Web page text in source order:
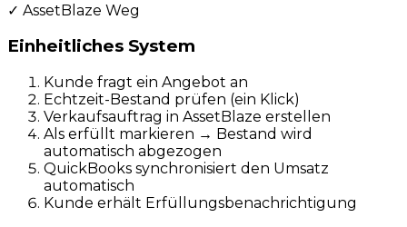
✓ AssetBlaze Weg
Einheitliches System
Kunde fragt ein Angebot an
Echtzeit-Bestand prüfen (ein Klick)
Verkaufsauftrag in AssetBlaze erstellen
Als erfüllt markieren → Bestand wird
automatisch abgezogen
QuickBooks synchronisiert den Umsatz
automatisch
Kunde erhält Erfüllungsbenachrichtigung